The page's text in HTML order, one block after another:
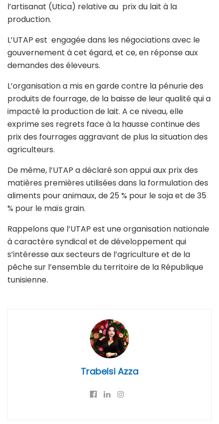
l’artisanat (Utica) relative au prix du lait à la
production.
L’UTAP est engagée dans les négociations avec le
gouvernement à cet égard, et ce, en réponse aux
demandes des éleveurs.
L’organisation a mis en garde contre la pénurie des
produits de fourrage, de la baisse de leur qualité qui a
impacté la production de lait. A ce niveau, elle
exprime ses regrets face à la hausse continue des
prix des fourrages aggravant de plus la situation des
agriculteurs.
De même, l’UTAP a déclaré son appui aux prix des
matières premières utilisées dans la formulation des
aliments pour animaux, de 25 % pour le soja et de 35
% pour le maïs grain.
Rappelons que l’UTAP est une organisation nationale
à caractère syndical et de développement qui
s’intéresse aux secteurs de l’agriculture et de la
pêche sur l’ensemble du territoire de la République
tunisienne.
Trabelsi Azza